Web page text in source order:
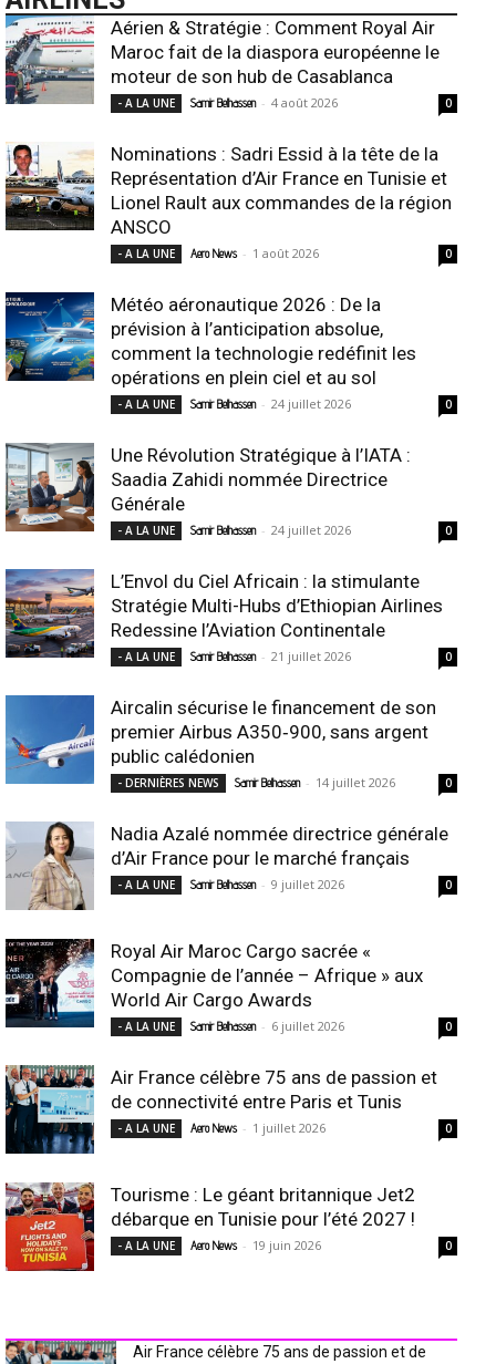
Aérien & Stratégie : Comment Royal Air
Maroc fait de la diaspora européenne le
moteur de son hub de Casablanca
- A LA UNE Samir Belhassen - 4 août 2026 0
Nominations : Sadri Essid à la tête de la
Représentation d’Air France en Tunisie et
Lionel Rault aux commandes de la région
ANSCO
- A LA UNE Aero News - 1 août 2026 0
Météo aéronautique 2026 : De la
prévision à l’anticipation absolue,
comment la technologie redéfinit les
opérations en plein ciel et au sol
- A LA UNE Samir Belhassen - 24 juillet 2026 0
Une Révolution Stratégique à l’IATA :
Saadia Zahidi nommée Directrice
Générale
- A LA UNE Samir Belhassen - 24 juillet 2026 0
L’Envol du Ciel Africain : la stimulante
Stratégie Multi-Hubs d’Ethiopian Airlines
Redessine l’Aviation Continentale
- A LA UNE Samir Belhassen - 21 juillet 2026 0
Aircalin sécurise le financement de son
premier Airbus A350‑900, sans argent
public calédonien
- DERNIÈRES NEWS Samir Belhassen - 14 juillet 2026 0
Nadia Azalé nommée directrice générale
d’Air France pour le marché français
- A LA UNE Samir Belhassen - 9 juillet 2026 0
Royal Air Maroc Cargo sacrée «
Compagnie de l’année – Afrique » aux
World Air Cargo Awards
- A LA UNE Samir Belhassen - 6 juillet 2026 0
Air France célèbre 75 ans de passion et
de connectivité entre Paris et Tunis
- A LA UNE Aero News - 1 juillet 2026 0
Tourisme : Le géant britannique Jet2
débarque en Tunisie pour l’été 2027 !
- A LA UNE Aero News - 19 juin 2026 0
Air France célèbre 75 ans de passion et de